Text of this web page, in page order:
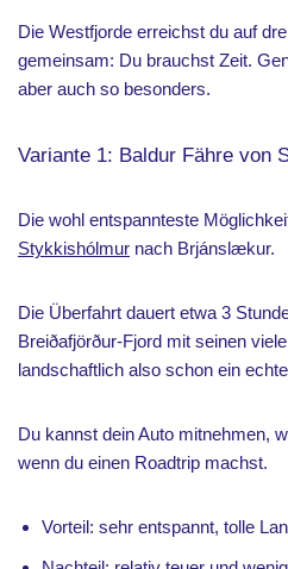
Die Westfjorde erreichst du auf
gemeinsam: Du brauchst Zeit.
aber auch so besonders.
Variante 1: Baldur Fähre von
Die wohl entspannteste
Stykkishólmur nach Brjánslækur.
Die Überfahrt dauert etwa 3
Breiðafjörður-Fjord mit seinen
landschaftlich also schon ein
Du kannst dein Auto mitnehmen,
wenn du einen Roadtrip machst.
Vorteil: sehr entspannt, tolle